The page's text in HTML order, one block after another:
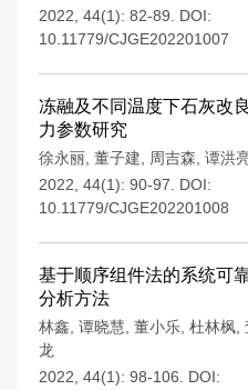
2022, 44(1): 82-89.
DOI:
10.11779/CJGE202201007
冻融及不同温度下石灰改
力参数研究
徐永丽 董子建 周吉森 谭洪
2022, 44(1): 90-97.
DOI:
10.11779/CJGE202201008
基于顺序组件法的系统可
分析方法
林鑫 谭晓慧 董小乐 杜林枫
龙
2022, 44(1): 98-106.
DOI: